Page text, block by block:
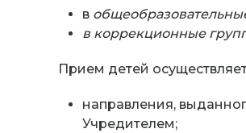
в
в коррекционные
Прием детей
направления,
Учредителем;